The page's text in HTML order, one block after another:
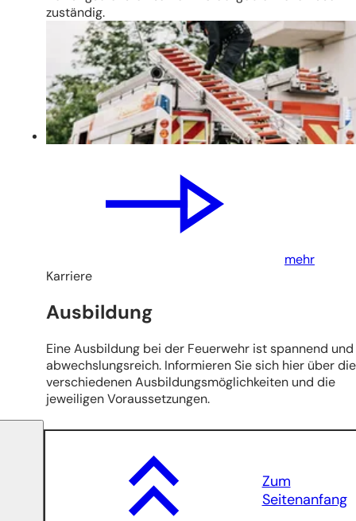
zuständig.
mehr
Karriere
Ausbildung
Eine Ausbildung bei der Feuerwehr ist spannend und
abwechslungsreich. Informieren Sie sich hier über die
verschiedenen Ausbildungsmöglichkeiten und die
jeweiligen Voraussetzungen.
Zum
Seitenanfang